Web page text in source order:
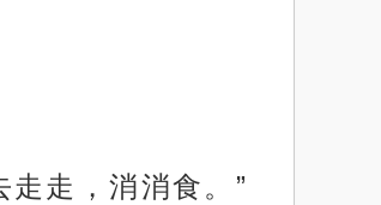
走，消消食。”